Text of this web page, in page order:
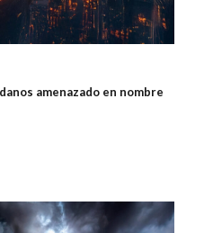
amenazado en nombre